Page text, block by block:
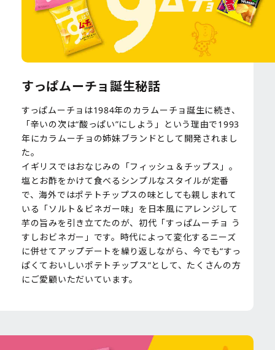
すっぱムーチョ誕生秘話
すっぱムーチョは1984年のカラムーチョ誕生に続き、
「辛いの次は“酸っぱい”にしよう」という理由で1993
年にカラムーチョの姉妹ブランドとして開発されまし
た。
イギリスではおなじみの「フィッシュ＆チップス」。
塩とお酢をかけて食べるシンプルなスタイルが定番
で、海外ではポテトチップスの味としても親しまれて
いる「ソルト＆ビネガー味」を日本風にアレンジして
芋の旨みを引き立てたのが、初代「すっぱムーチョ う
すしおビネガー」です。時代によって変化するニーズ
に併せてアップデートを繰り返しながら、今でも“すっ
ぱくておいしいポテトチップス”として、たくさんの方
にご愛顧いただいています。